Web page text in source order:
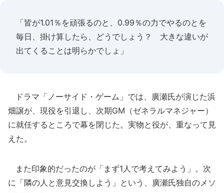
「皆が1.01％を頑張るのと、0.99％の力でやるのとを
毎日、掛け算したら、どうでしょう？ 大きな違いが
出てくることは明らかでしょ」
ドラマ「ノーサイド・ゲーム」では、廣瀬氏が演じた浜
畑譲が、現役を引退し、次期GM（ゼネラルマネジャー）
に就任するところで幕を閉じた。実物と役が、重なって見
えた。
また印象的だったのが「まず1人で考えてみよう」。次
に「隣の人と意見交換しよう」という、廣瀬氏独自のメソ